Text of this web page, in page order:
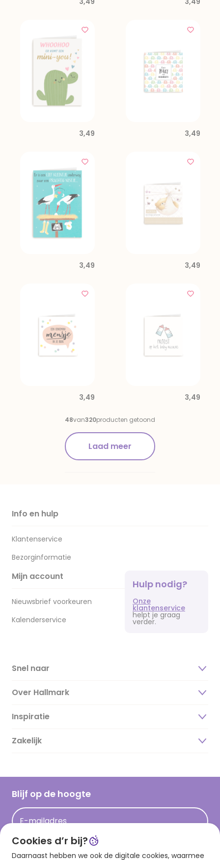
3,49 3,49
3,49 3,49
3,49 3,49
48van320producten getoond
Laad meer
Info en hulp
Klantenservice
Bezorginformatie
Mijn account
Nieuwsbrief voorkeuren
Kalenderservice
Hulp nodig?
Onze
klantenservice
helpt je graag
verder.
Snel naar
Over Hallmark
Over ons
Duurzaamheid
Hallmark Kaartclub
Acties
Inspiratie
Magazine
Cadeau inspiratie
Op kamp gedichten en versjes
Leuke en grappige op kamp teksten
Zakelijk
Blijf op de hoogte
E-mailadres
Aanmelden
Cookies d’r bij?
Daarnaast hebben we ook de digitale cookies, waarmee